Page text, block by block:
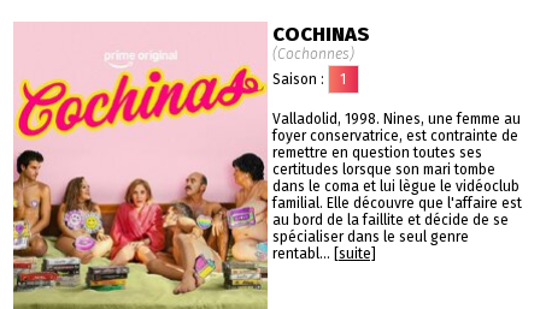
COCHINAS
(Cochonnes)
Saison :
1
Valladolid, 1998. Nines, une femme au
foyer conservatrice, est contrainte de
remettre en question toutes ses
certitudes lorsque son mari tombe
dans le coma et lui lègue le vidéoclub
familial. Elle découvre que l'affaire est
au bord de la faillite et décide de se
spécialiser dans le seul genre
rentabl... [suite]